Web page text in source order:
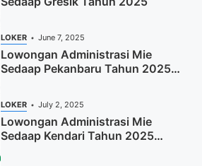
LOKER June 7, 2025
Lowongan Administrasi Mie
Sedaap Pekanbaru Tahun 2025
LOKER July 2, 2025
Lowongan Administrasi Mie
Sedaap Kendari Tahun 2025